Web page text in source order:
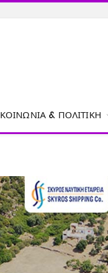
ΚΟΙΝΩΝΊΑ & ΠΟΛΙΤΙΚΉ